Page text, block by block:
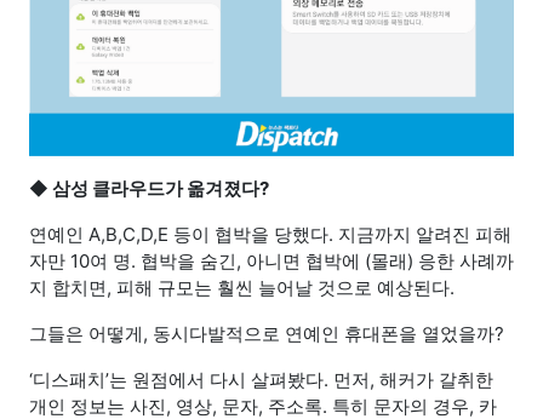
◆ 삼성 클라우드가 옮겨졌다?
연예인 A,B,C,D,E 등이 협박을 당했다. 지금까지 알려진 피해
자만 10여 명. 협박을 숨긴, 아니면 협박에 (몰래) 응한 사례까
지 합치면, 피해 규모는 훨씬 늘어날 것으로 예상된다.
그들은 어떻게, 동시다발적으로 연예인 휴대폰을 열었을까?
‘디스패치’는 원점에서 다시 살펴봤다. 먼저, 해커가 갈취한
개인 정보는 사진, 영상, 문자, 주소록. 특히 문자의 경우, 카